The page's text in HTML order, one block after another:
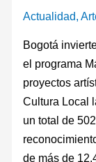
Actualidad
Bogotá
el programa
proyectos
Cultura Local
un total de
de más de